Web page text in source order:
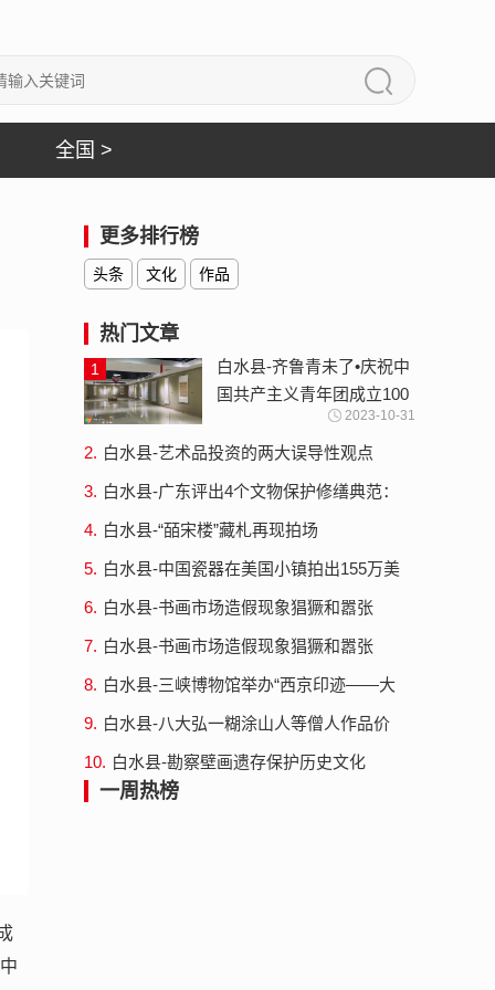
全国 >
更多排行榜
头条 文化 作品
热门文章
1
白水县-齐鲁青未了•庆祝中
国共产主义青年团成立100
周年山东省青年书法篆刻作
品展...
2023-10-31
2. 白水县-艺术品投资的两大误导性观点
3. 白水县-广东评出4个文物保护修缮典范：
4. 白水县-“皕宋楼”藏札再现拍场
5. 白水县-中国瓷器在美国小镇拍出155万美
6. 白水县-书画市场造假现象猖獗和嚣张
7. 白水县-书画市场造假现象猖獗和嚣张
8. 白水县-三峡博物馆举办“西京印迹——大
9. 白水县-八大弘一糊涂山人等僧人作品价
10. 白水县-勘察壁画遗存保护历史文化
一周热榜